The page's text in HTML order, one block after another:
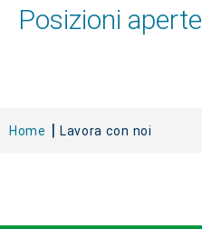
Posizioni aperte
Home Lavora con noi